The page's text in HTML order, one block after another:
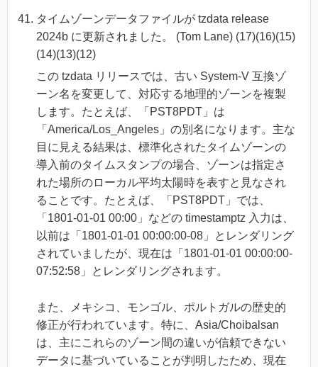
タイムゾーンデータファイルが tzdata release
2024b に更新されました。 (Tom Lane) (17)(16)(15)
(14)(13)(12)
この tzdata リリースでは、古い System-V 互換ゾ
ーン名を変更して、対応する地理的ゾーンを複製
します。たとえば、「PST8PDT」は
「America/Los_Angeles」の別名になります。主な
目に見える結果は、標準化されたタイムゾーンの
導入前のタイムスタンプの場合、ゾーンは指定さ
れた場所のローカル平均太陽時を表すと見なされ
ることです。たとえば、「PST8PDT」では、
「1801-01-01 00:00」などの timestamptz 入力は、
以前は「1801-01-01 00:00:00-08」とレンダリング
されていましたが、現在は「1801-01-01 00:00:00-
07:52:58」とレンダリングされます。
また、メキシコ、モンゴル、ポルトガルの歴史的
修正が行われています。特に、Asia/Choibalsan
は、主にこれらのゾーン間の違いが信頼できない
データに基づいていることが判明したため、現在